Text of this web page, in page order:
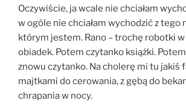
Oczywiście, ja wcale nie chciałam
w ogóle nie chciałam wychodzić z tego
którym jestem. Rano – trochę robotki
obiadek. Potem czytanko książki.
znowu czytanko. Na cholerę mi tu jakiś
majtkami do cerowania, z gębą do
chrapania w nocy.